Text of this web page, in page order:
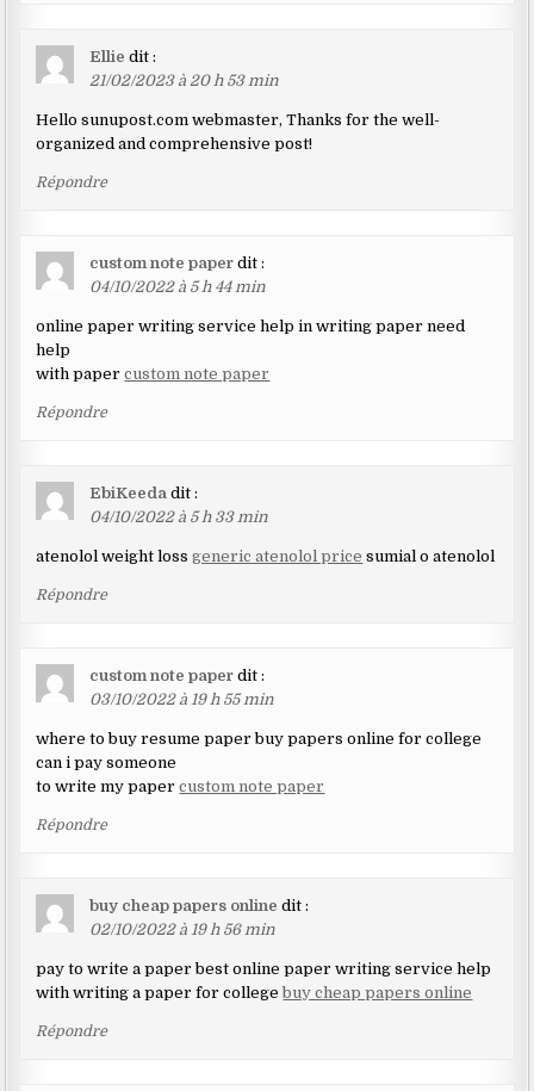
Ellie dit :
21/02/2023 à 20 h 53 min
Hello sunupost.com webmaster, Thanks for the well-
organized and comprehensive post!
Répondre
custom note paper dit :
04/10/2022 à 5 h 44 min
online paper writing service help in writing paper need
help
with papercustom note paper
Répondre
EbiKeeda dit :
04/10/2022 à 5 h 33 min
atenolol weight lossgeneric atenolol price sumial o atenolol
Répondre
custom note paper dit :
03/10/2022 à 19 h 55 min
where to buy resume paper buy papers online for college
can i pay someone
to write my papercustom note paper
Répondre
buy cheap papers online dit :
02/10/2022 à 19 h 56 min
pay to write a paper best online paper writing service help
with writing a paper for collegebuy cheap papers online
Répondre